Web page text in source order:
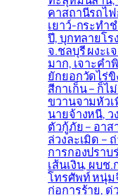
คาสถานีรถไ
เยาว์-กระทำ
ปี, บุกทลายโ
จ.ชลบุรี ผงะ
มาก, เจาะคำ
ยักยอกวัดไร่
สีกาเก็น – ก็ไ
ขวานจามหัว
นายจ้างหนี,
ตัวกู้ภัย – อาส
ล่วงละเมิด –
การกองปราบ
เส้นเงิน, ผบช.
โทรศัพท์ หนุ่ม
ก่อการร้าย, ด่